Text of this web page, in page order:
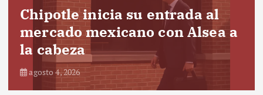
Chipotle inicia su entrada al
mercado mexicano con Alsea a
la cabeza
agosto 4, 2026